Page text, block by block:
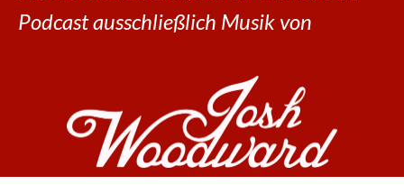
Podcast ausschließlich Musik von